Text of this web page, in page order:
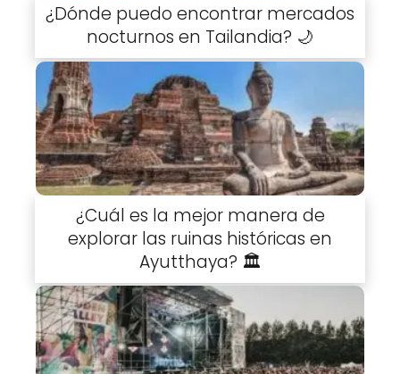
¿Dónde puedo encontrar mercados
nocturnos en Tailandia? 🌙
¿Cuál es la mejor manera de
explorar las ruinas históricas en
Ayutthaya? 🏛️